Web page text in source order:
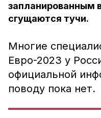
запланированным
сгущаются тучи.
Многие
Евро-2023 у
официальной
поводу пока нет.